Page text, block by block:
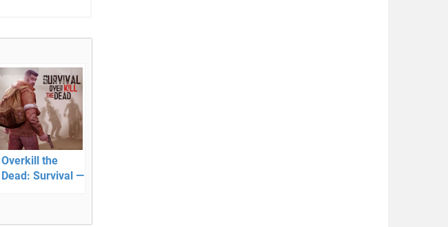
Overkill the
Dead: Survival —
стрелялка